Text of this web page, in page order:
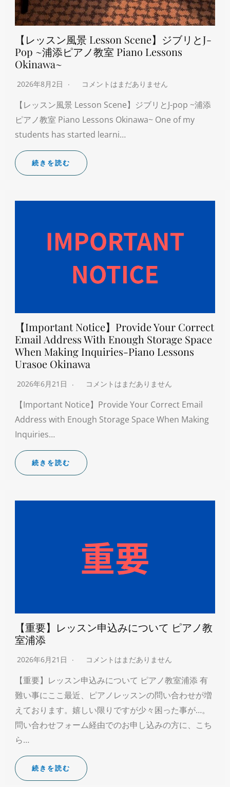
【レッスン風景 Lesson Scene】ジブリとJ-
Pop ~浦添ピアノ教室 Piano Lessons
Okinawa~
2026年8月2日 コメントはまだありません
【レッスン風景 Lesson Scene】ジブリとJ-pop ~浦添
ピアノ教室 Piano Lessons Okinawa~ One of my
students has started learni…
続きを読む
【Important Notice】Provide Your Correct
Email Address With Enough Storage Space
When Making Inquiries-Piano Lessons
Urasoe Okinawa
2026年6月21日 コメントはまだありません
【Important Notice】Provide Your Correct Email
Address with Enough Storage Space When Making
Inquiries…
続きを読む
【重要】レッスン申込みについて ピアノ教
室浦添
2026年6月21日 コメントはまだありません
【重要】レッスン申込みについて ピアノ教室浦添 有
難い事にここ最近、ピアノレッスンの問い合わせが増
えております。嬉しい限りですが少々困った事が…。
問い合わせフォーム経由でのお申し込みの方に、こち
ら…
続きを読む